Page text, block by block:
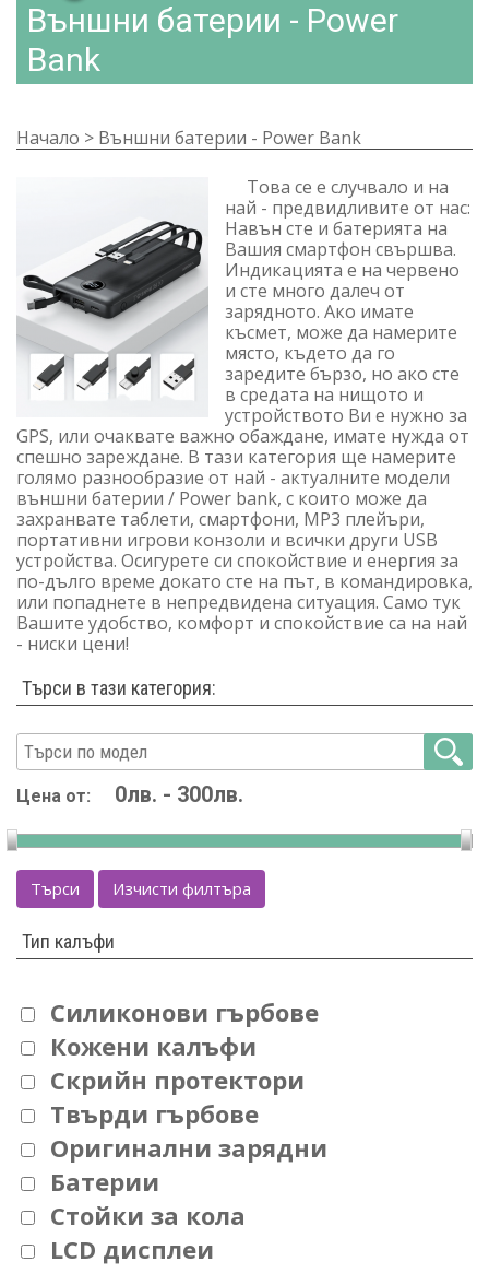
Външни батерии - Power
Bank
Начало > Външни батерии - Power Bank
Това се е случвало и на
най - предвидливите от нас:
Навън сте и батерията на
Вашия смартфон свършва.
Индикацията е на червено
и сте много далеч от
зарядното. Ако имате
късмет, може да намерите
място, където да го
заредите бързо, но ако сте
в средата на нищото и
устройството Ви е нужно за
GPS, или очаквате важно обаждане, имате нужда от
спешно зареждане. В тази категория ще намерите
голямо разнообразие от най - актуалните модели
външни батерии / Power bank, с които може да
захранвате таблети, смартфони, MP3 плейъри,
портативни игрови конзоли и всички други USB
устройства. Осигурете си спокойствие и енергия за
по-дълго време докато сте на път, в командировка,
или попаднете в непредвидена ситуация. Само тук
Вашите удобство, комфорт и спокойствие са на най
- ниски цени!
Търси в тази категория:
Цена от:
Търси Изчисти филтъра
Тип калъфи
Силиконови гърбове
Кожени калъфи
Скрийн протектори
Твърди гърбове
Оригинални зарядни
Батерии
Стойки за кола
LCD дисплеи